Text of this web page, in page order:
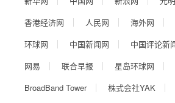
香港经济网
人民网 海外网
环球网
中国新闻网 中国评论新
网易
联合早报
星岛环球网
BroadBand Tower
株式会社YAK